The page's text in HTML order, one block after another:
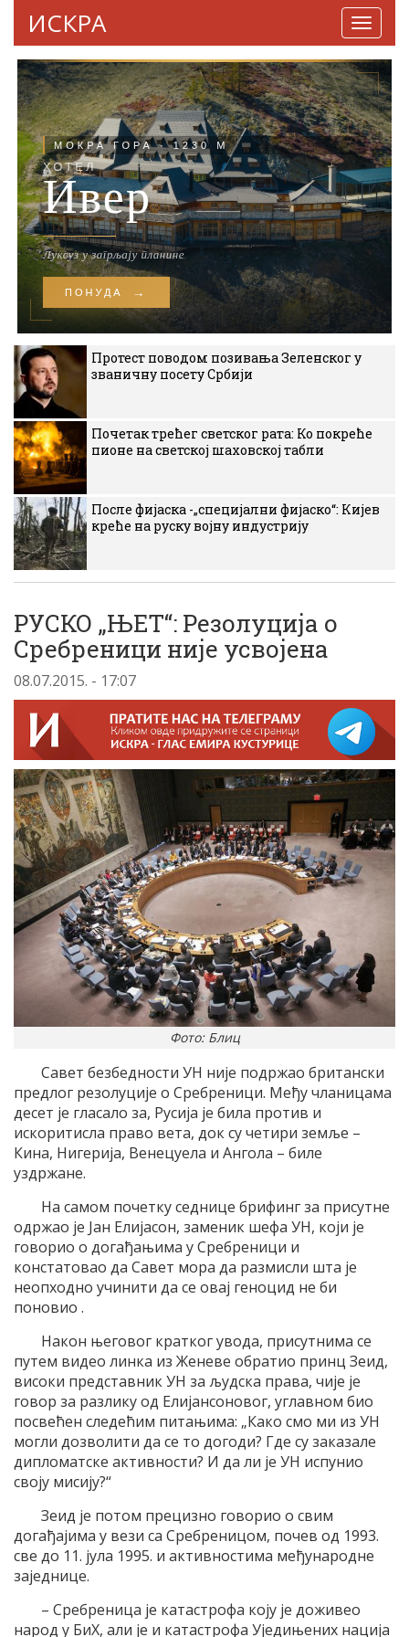
ИСКРА
Протест поводом позивања Зеленског у
званичну посету Србији
Почетак трећег светског рата: Ко покреће
пионе на светској шаховској табли
После фијаска -„специјални фијаско“: Кијев
креће на руску војну индустрију
РУСКО „ЊЕТ“: Резолуција о
Сребреници није усвојена
08.07.2015. - 17:07
Фото: Блиц
Савет безбедности УН није подржао британски
предлог резолуције о Сребреници. Међу чланицама
десет је гласало за, Русија је била против и
искоритисла право вета, док су четири земље –
Кина, Нигерија, Венецуела и Ангола – биле
уздржане.
На самом почетку седнице брифинг за присутне
одржао је Јан Елијасон, заменик шефа УН, који је
говорио о догађањима у Сребреници и
констатовао да Савет мора да размисли шта је
неопходно учинити да се овај геноцид не би
поновио .
Након његовог кратког увода, присутнима се
путем видео линка из Женеве обратио принц Зеид,
високи представник УН за људска права, чије је
говор за разлику од Елијансоновог, углавном био
посвећен следећим питањима: „Како смо ми из УН
могли дозволити да се то догоди? Где су заказале
дипломатске активности? И да ли је УН испунио
своју мисију?“
Зеид је потом прецизно говорио о свим
догађајима у вези са Сребреницом, почев од 1993.
све до 11. јула 1995. и активностима међународне
заједнице.
– Сребреница је катастрофа коју је доживео
народ у БиХ, али је и катастрофа Уједињених нација